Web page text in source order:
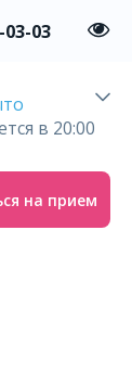
03-03
в 20:00
на прием